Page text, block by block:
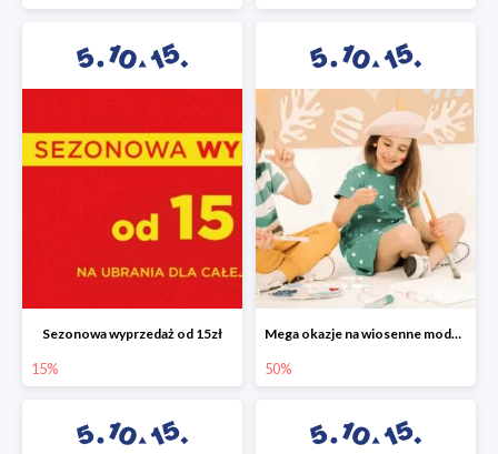
Sezonowa wyprzedaż od 15zł
15%
Mega okazje na wiosenne modele w 5.10.15 do -50%
50%